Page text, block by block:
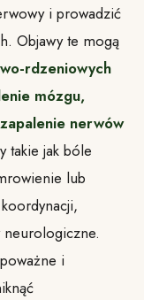
i prowadzić
Objawy te mogą
rdzeniowych
mózgu,
zapalenie nerwów
takie jak bóle
lub
i